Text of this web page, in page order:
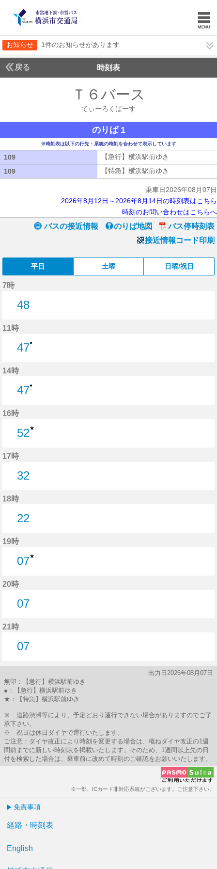
お知らせ 1件のお知らせがあります
戻る 時刻表
Ｔ６バース
てぃーろくばーす
のりば 1
※時刻表は以下の行先・系統の時刻を合わせて表示しています
109 【急行】横浜駅前ゆき
109
【特急】横浜駅前ゆき
乗車日2026年08月07日
2026年8月12日～2026年8月14日の時刻表はこちら
時刻のお問い合わせはこちらへ
バスの接近情報 のりば地図
バス停時刻表
接近情報コード印刷
平日 土曜 日曜/祝日
7時
48
11時
47●
14時
47●
16時
52★
17時
32
18時
22
19時
07★
20時
07
21時
07
出力日2026年08月07日
無印：【急行】横浜駅前ゆき
●：【急行】横浜駅前ゆき
★：【特急】横浜駅前ゆき
※ 道路渋滞等により、予定どおり運行できない場合がありますのでご了
承下さい。
※ 祝日は休日ダイヤで運行いたします。
ご注意：ダイヤ改正により時刻を変更する場合は、概ねダイヤ改正の1週
間前までに新しい時刻表を掲載いたします。そのため、1週間以上先の日
付を検索した場合は、乗車前に改めて時刻のご確認をお願いいたします。
※一部、ICカード非対応系統がございます。ご注意下さい。
免責事項
経路・時刻表
English